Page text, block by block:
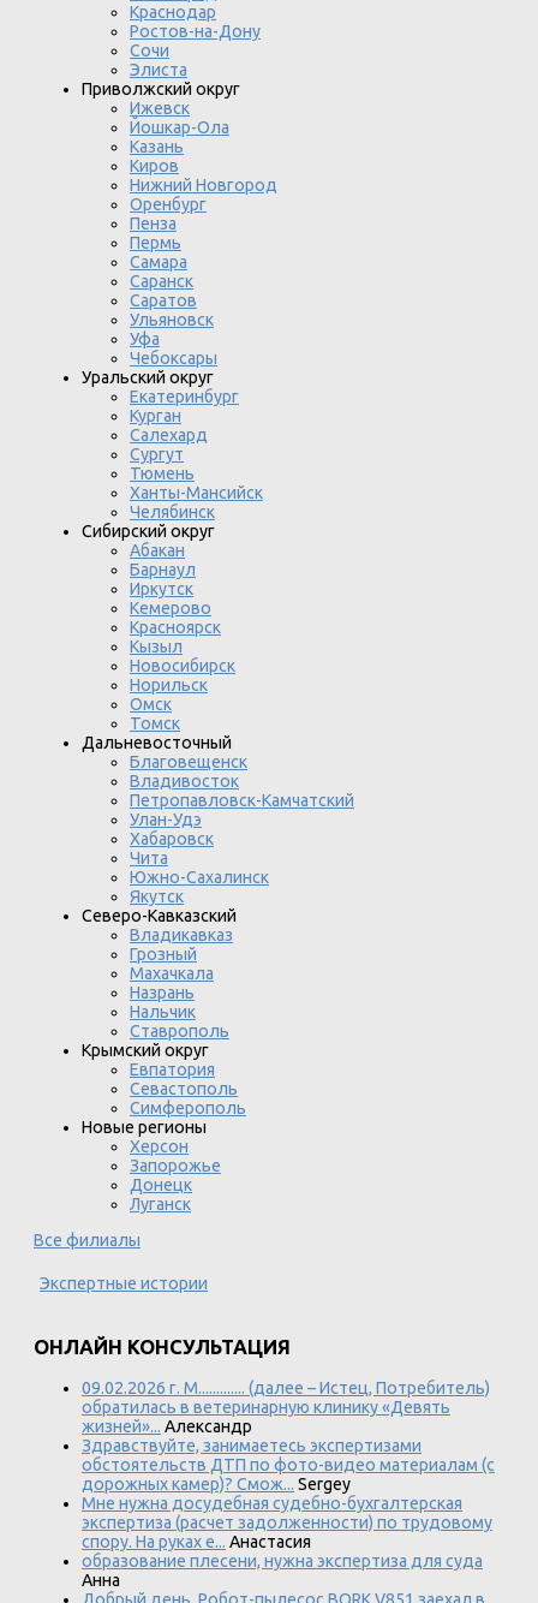
Краснодар
Ростов-на-Дону
Сочи
Элиста
Приволжский округ
Ижевск
Йошкар-Ола
Казань
Киров
Нижний Новгород
Оренбург
Пенза
Пермь
Самара
Саранск
Саратов
Ульяновск
Уфа
Чебоксары
Уральский округ
Екатеринбург
Курган
Салехард
Сургут
Тюмень
Ханты-Мансийск
Челябинск
Сибирский округ
Абакан
Барнаул
Иркутск
Кемерово
Красноярск
Кызыл
Новосибирск
Норильск
Омск
Томск
Дальневосточный
Благовещенск
Владивосток
Петропавловск-Камчатский
Улан-Удэ
Хабаровск
Чита
Южно-Сахалинск
Якутск
Северо-Кавказский
Владикавказ
Грозный
Махачкала
Назрань
Нальчик
Ставрополь
Крымский округ
Евпатория
Севастополь
Симферополь
Новые регионы
Херсон
Запорожье
Донецк
Луганск
Все филиалы
Экспертные истории
ОНЛАЙН КОНСУЛЬТАЦИЯ
09.02.2026 г. М............. (далее – Истец, Потребитель)
обратилась в ветеринарную клинику «Девять
жизней»... Александр
Здравствуйте, занимаетесь экспертизами
обстоятельств ДТП по фото-видео материалам (с
дорожных камер)? Смож... Sergey
Мне нужна досудебная судебно-бухгалтерская
экспертиза (расчет задолженности) по трудовому
спору. На руках е... Анастасия
образование плесени, нужна экспертиза для суда
Анна
Добрый день. Робот-пылесос BORK V851 заехал в